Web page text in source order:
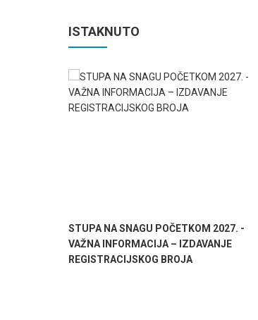
ISTAKNUTO
STUPA NA SNAGU POČETKOM 2027. -
VAŽNA INFORMACIJA – IZDAVANJE
REGISTRACIJSKOG BROJA